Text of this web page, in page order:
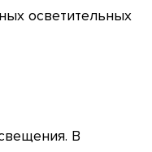
осветительных
В